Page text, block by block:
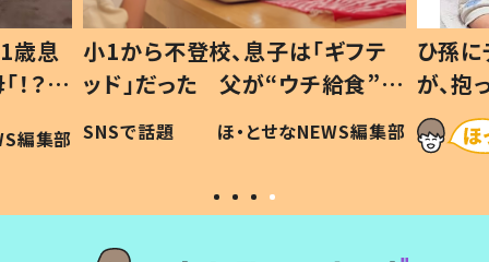
歳息
？」
編集部
小1から不登校、息子は「ギフテ
ッド」だった 父が“ウチ給食”を
作り続ける理由とは #令和の親
#令和の子
SNSで話題 ほ・とせなNEWS編集部
ひ孫
が、
「涙が
い」